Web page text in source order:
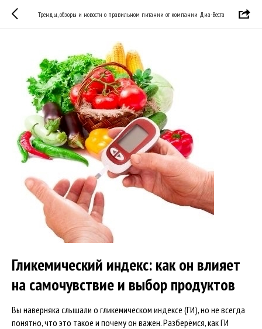
Тренды, обзоры и новости о правильном питании от компании Диа-Веста
Гликемический индекс: как он влияет
на самочувствие и выбор продуктов
Вы наверняка слышали о гликемическом индексе (ГИ), но не всегда
понятно, что это такое и почему он важен. Разберёмся, как ГИ